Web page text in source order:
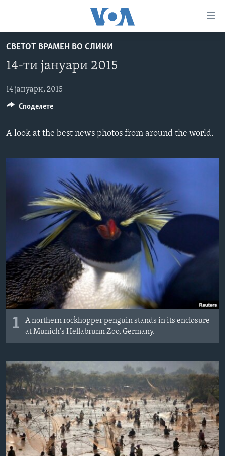
пристапност
на
содржина
Премини
страната
навигација
РУБРИКИ
САД
МАКЕДОНИЈА
НАУКА
УМЕТНОСТ И ЗАБАВА
ИНТЕРВЈУА
ФОТОГАЛЕРИИ
ДОКУМЕНТАРЦИ
ИЗБОРИ ВО САД 2020 - АРХИВА
НАКУСО...
Јазици
СВЕТОТ ВРАМЕН ВО СЛИКИ
14-ти јануари 2015
14 јануари, 2015
A look at the best news photos from around the world.
1
A northern rockhopper penguin stands in its enclosure
at Munich's Hellabrunn Zoo, Germany.
Споделете